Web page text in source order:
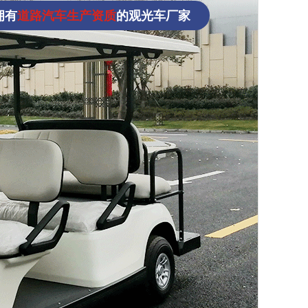
有道路汽车生产资质的观光车厂家